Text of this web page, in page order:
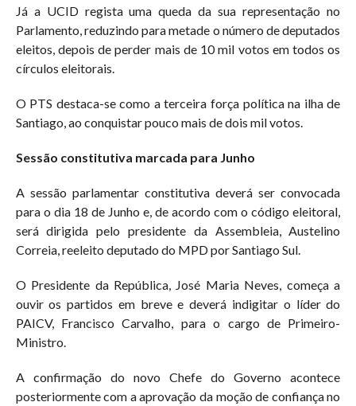
Já a UCID regista uma queda da sua representação no
Parlamento, reduzindo para metade o número de deputados
eleitos, depois de perder mais de 10 mil votos em todos os
círculos eleitorais.
O PTS destaca-se como a terceira força política na ilha de
Santiago, ao conquistar pouco mais de dois mil votos.
Sessão constitutiva marcada para Junho
A sessão parlamentar constitutiva deverá ser convocada
para o dia 18 de Junho e, de acordo com o código eleitoral,
será dirigida pelo presidente da Assembleia, Austelino
Correia, reeleito deputado do MPD por Santiago Sul.
O Presidente da República, José Maria Neves, começa a
ouvir os partidos em breve e deverá indigitar o líder do
PAICV, Francisco Carvalho, para o cargo de Primeiro-
Ministro.
A confirmação do novo Chefe do Governo acontece
posteriormente com a aprovação da moção de confiança no